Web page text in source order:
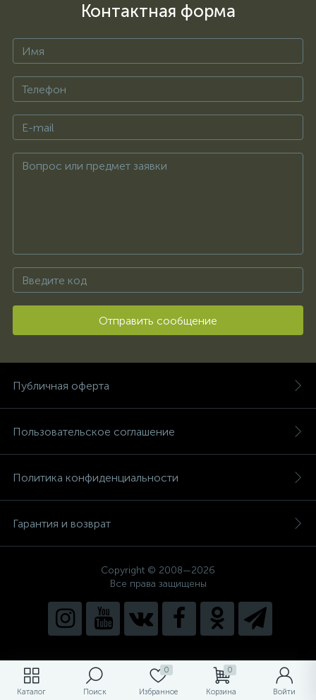
Каталог Поиск
0
Избранное
0
Корзина Войти
Контактная форма
Отправить сообщение
Публичная оферта
Пользовательское соглашение
Политика конфиденциальности
Гарантия и возврат
Copyright © 2008—2026
Все права защищены